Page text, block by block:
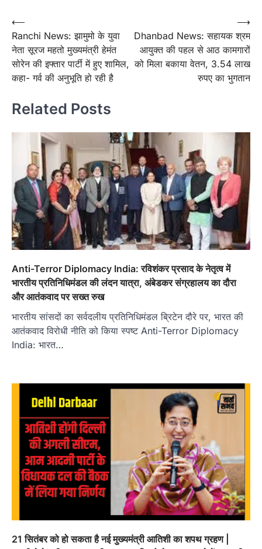
Post
navigation
⟵
Ranchi News: झामुमो के युवा
नेता सूरज महतो मुख्यमंत्री हेमंत
सोरेन की इफ्तार पार्टी में हुए शामिल,
कहा- गर्व की अनुभूति हो रही है
Dhanbad News: सहायक श्रम
आयुक्त की पहल से आठ कामगारों
को मिला बकाया वेतन, 3.54 लाख
रुपए का भुगतान
⟶
Related Posts
Anti-Terror Diplomacy India: रविशंकर प्रसाद के नेतृत्व में
भारतीय प्रतिनिधिमंडल की लंदन यात्रा, अंबेडकर संग्रहालय का दौरा
और आतंकवाद पर सख्त रुख
भारतीय सांसदों का सर्वदलीय प्रतिनिधिमंडल ब्रिटेन दौरे पर, भारत की
आतंकवाद विरोधी नीति को किया स्पष्ट Anti-Terror Diplomacy
India: भारत…
21 सितंबर को हो सकता है नई मुख्‍यमंत्री आतिशी का शपथ ग्रहण |